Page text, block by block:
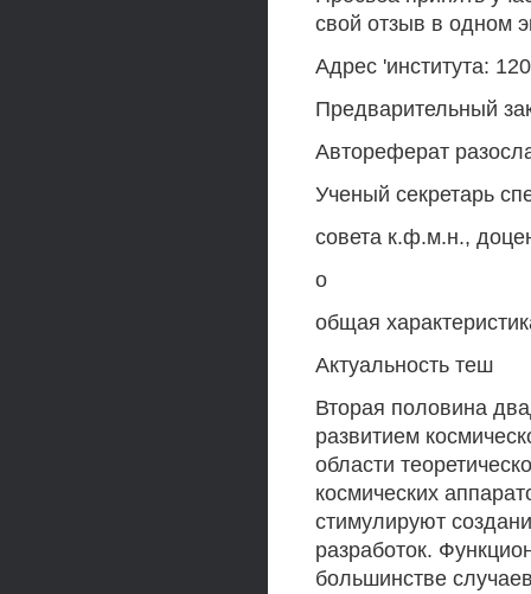
свой отзыв в одном
Адрес 'института:
Предварительный
Автореферат
Ученый секретарь
совета к.ф.м.н.,
о
общая
Актуальность теш
Вторая половина
развитием
области
космических
стимулируют
разработок.
большинстве